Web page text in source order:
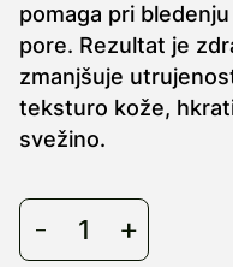
pomaga pri
pore. Rezultat je
zmanjšuje
teksturo kože,
svežino.